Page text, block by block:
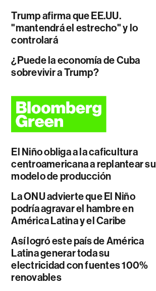
Trump afirma que EE.UU.
"mantendrá el estrecho" y lo
controlará
¿Puede la economía de Cuba
sobrevivir a Trump?
El Niño obliga a la caficultura
centroamericana a replantear su
modelo de producción
La ONU advierte que El Niño
podría agravar el hambre en
América Latina y el Caribe
Así logró este país de América
Latina generar toda su
electricidad con fuentes 100%
renovables